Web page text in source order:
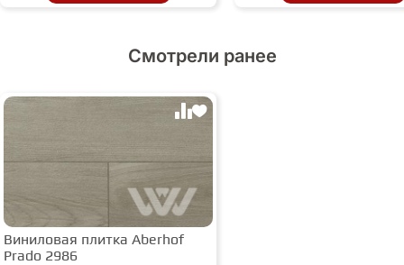
Смотрели ранее
Виниловая плитка Aberhof
Prado 2986